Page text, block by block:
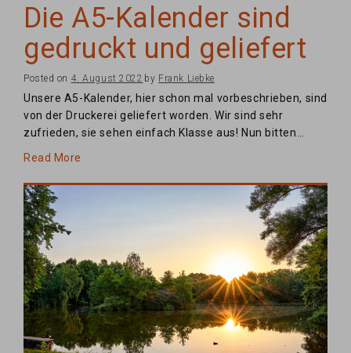
Die A5-Kalender sind
gedruckt und geliefert
Posted on 4. August 2022 by Frank Liebke
Unsere A5-Kalender, hier schon mal vorbeschrieben, sind
von der Druckerei geliefert worden. Wir sind sehr
zufrieden, sie sehen einfach Klasse aus! Nun bitten…
Read More